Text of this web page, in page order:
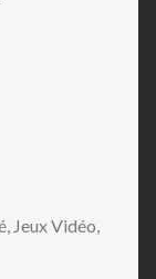
Jeux Vidéo,